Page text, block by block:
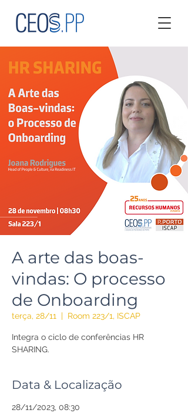
A arte das boas-
vindas: O processo
de Onboarding
terça, 28/11
  |
Room 223/1, ISCAP
Integra o ciclo de conferências HR
Data & Localização
28/11/2023, 08:30